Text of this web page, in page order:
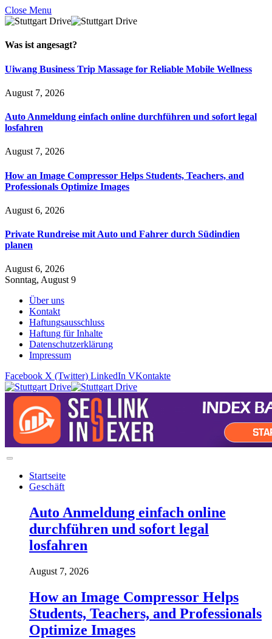
Close Menu
Was ist angesagt?
Uiwang Business Trip Massage for Reliable Mobile Wellness
August 7, 2026
Auto Anmeldung einfach online durchführen und sofort legal
losfahren
August 7, 2026
How an Image Compressor Helps Students, Teachers, and
Professionals Optimize Images
August 6, 2026
Private Rundreise mit Auto und Fahrer durch Südindien
planen
August 6, 2026
Sonntag, August 9
Über uns
Kontakt
Haftungsausschluss
Haftung für Inhalte
Datenschutzerklärung
Impressum
Facebook X (Twitter) LinkedIn VKontakte
Startseite
Geschäft
Auto Anmeldung einfach online
durchführen und sofort legal
losfahren
August 7, 2026
How an Image Compressor Helps
Students, Teachers, and Professionals
Optimize Images